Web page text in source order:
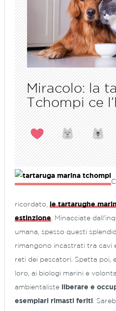
Miracolo: la
Tchompi ce
ricordato, le tartarughe
estinzione . Minacciate
umana, spesso questi
rimangono incastrati tra cavi
reti dei pescatori. Spetta poi,
loro, ai biologi marini e
ambientaliste liberare e
esemplari rimasti feriti .